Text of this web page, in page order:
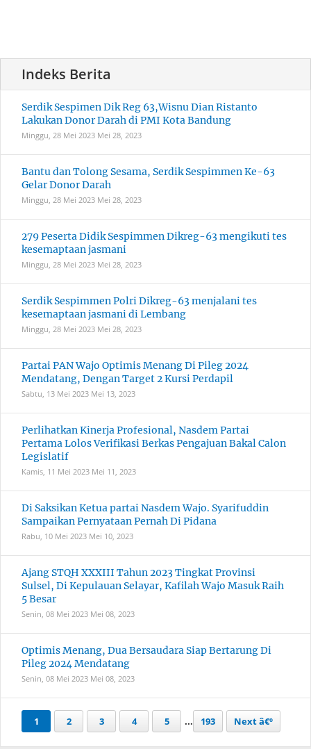
Serdik Sespimen Dik Reg 63,Wisnu Dian Ristanto
Lakukan Donor Darah di PMI Kota Bandung
Minggu, 28 Mei 2023 Mei 28, 2023
Bantu dan Tolong Sesama, Serdik Sespimmen Ke-63
Gelar Donor Darah
Minggu, 28 Mei 2023 Mei 28, 2023
279 Peserta Didik Sespimmen Dikreg-63 mengikuti tes
kesemaptaan jasmani
Minggu, 28 Mei 2023 Mei 28, 2023
Serdik Sespimmen Polri Dikreg-63 menjalani tes
kesemaptaan jasmani di Lembang
Minggu, 28 Mei 2023 Mei 28, 2023
Partai PAN Wajo Optimis Menang Di Pileg 2024
Mendatang, Dengan Target 2 Kursi Perdapil
Sabtu, 13 Mei 2023 Mei 13, 2023
Perlihatkan Kinerja Profesional, Nasdem Partai
Pertama Lolos Verifikasi Berkas Pengajuan Bakal Calon
Legislatif
Kamis, 11 Mei 2023 Mei 11, 2023
Di Saksikan Ketua partai Nasdem Wajo. Syarifuddin
Sampaikan Pernyataan Pernah Di Pidana
Rabu, 10 Mei 2023 Mei 10, 2023
Ajang STQH XXXIII Tahun 2023 Tingkat Provinsi
Sulsel, Di Kepulauan Selayar, Kafilah Wajo Masuk Raih
5 Besar
Senin, 08 Mei 2023 Mei 08, 2023
Optimis Menang, Dua Bersaudara Siap Bertarung Di
Pileg 2024 Mendatang
Senin, 08 Mei 2023 Mei 08, 2023
1 2 3 4 5 ... 193 Next â€º